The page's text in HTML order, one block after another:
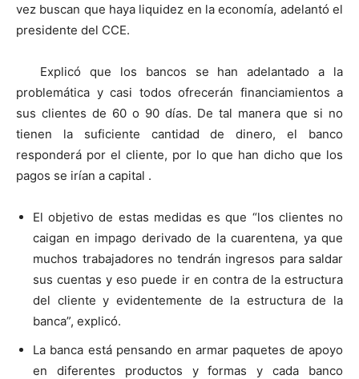
vez buscan que haya liquidez en la economía, adelantó el
presidente del CCE.
Explicó que los bancos se han adelantado a la
problemática y casi todos ofrecerán financiamientos a
sus clientes de 60 o 90 días. De tal manera que si no
tienen la suficiente cantidad de dinero, el banco
responderá por el cliente, por lo que han dicho que los
pagos se irían a capital .
El objetivo de estas medidas es que “los clientes no
caigan en impago derivado de la cuarentena, ya que
muchos trabajadores no tendrán ingresos para saldar
sus cuentas y eso puede ir en contra de la estructura
del cliente y evidentemente de la estructura de la
banca”, explicó.
La banca está pensando en armar paquetes de apoyo
en diferentes productos y formas y cada banco